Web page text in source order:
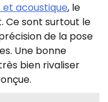
acoustique, le
Ce sont surtout le
de la pose
Une bonne
bien rivaliser